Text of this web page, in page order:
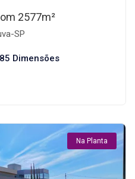
2577m²
SP
Dimensões
Na Planta